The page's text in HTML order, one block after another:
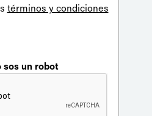
términos y condiciones
sos un robot